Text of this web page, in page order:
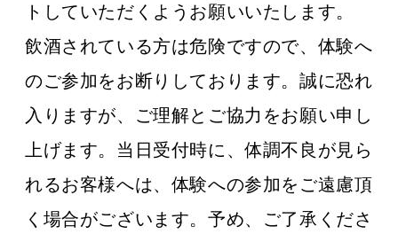
トしていただくようお願いいたします。
飲酒されている方は危険ですので、体験へ
のご参加をお断りしております。誠に恐れ
入りますが、ご理解とご協力をお願い申し
上げます。当日受付時に、体調不良が見ら
れるお客様へは、体験への参加をご遠慮頂
く場合がございます。予め、ご了承くださ